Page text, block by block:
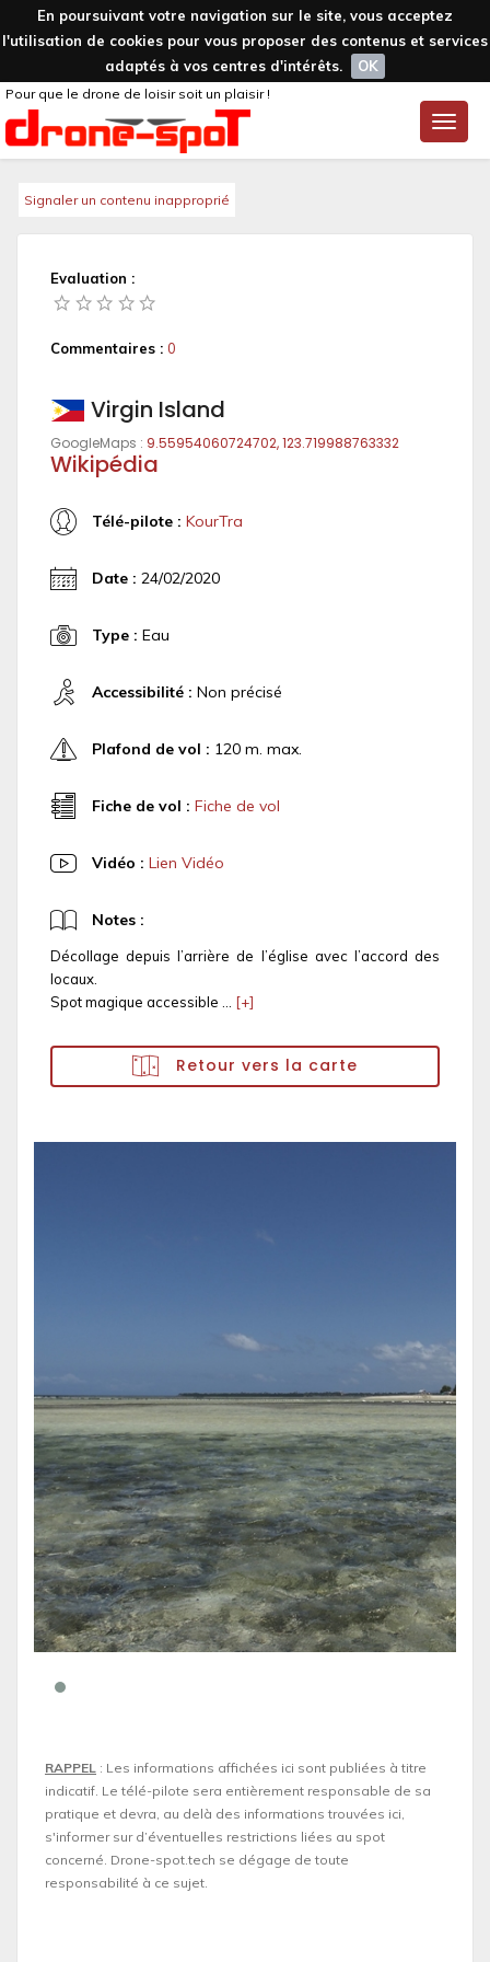
En poursuivant votre navigation sur le site, vous acceptez
l'utilisation de cookies pour vous proposer des contenus et services
adaptés à vos centres d'intérêts.
OK
Toggle
Pour que le drone de loisir soit un plaisir !
Signaler un contenu inapproprié
Evaluation :
Commentaires : 0
Virgin Island
GoogleMaps : 9.55954060724702, 123.719988763332
Wikipédia
Télé-pilote : KourTra
Date : 24/02/2020
Type : Eau
Accessibilité : Non précisé
Plafond de vol : 120 m. max.
Fiche de vol : Fiche de vol
Vidéo : Lien Vidéo
Notes :
Décollage depuis l’arrière de l’église avec l’accord des
locaux.
Spot magique accessible ... [+]
Retour vers la carte
RAPPEL : Les informations affichées ici sont publiées à titre
indicatif. Le télé-pilote sera entièrement responsable de sa
pratique et devra, au delà des informations trouvées ici,
s'informer sur d’éventuelles restrictions liées au spot
concerné. Drone-spot.tech se dégage de toute
responsabilité à ce sujet.